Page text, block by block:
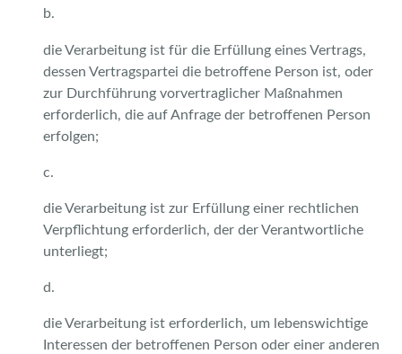
b.
die Verarbeitung ist für die Erfüllung eines Vertrags,
dessen Vertragspartei die betroffene Person ist, oder
zur Durchführung vorvertraglicher Maßnahmen
erforderlich, die auf Anfrage der betroffenen Person
erfolgen;
c.
die Verarbeitung ist zur Erfüllung einer rechtlichen
Verpflichtung erforderlich, der der Verantwortliche
unterliegt;
d.
die Verarbeitung ist erforderlich, um lebenswichtige
Interessen der betroffenen Person oder einer anderen